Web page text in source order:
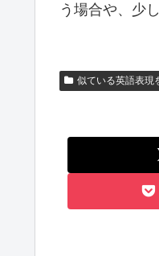
う場合や、少
似ている英語表現